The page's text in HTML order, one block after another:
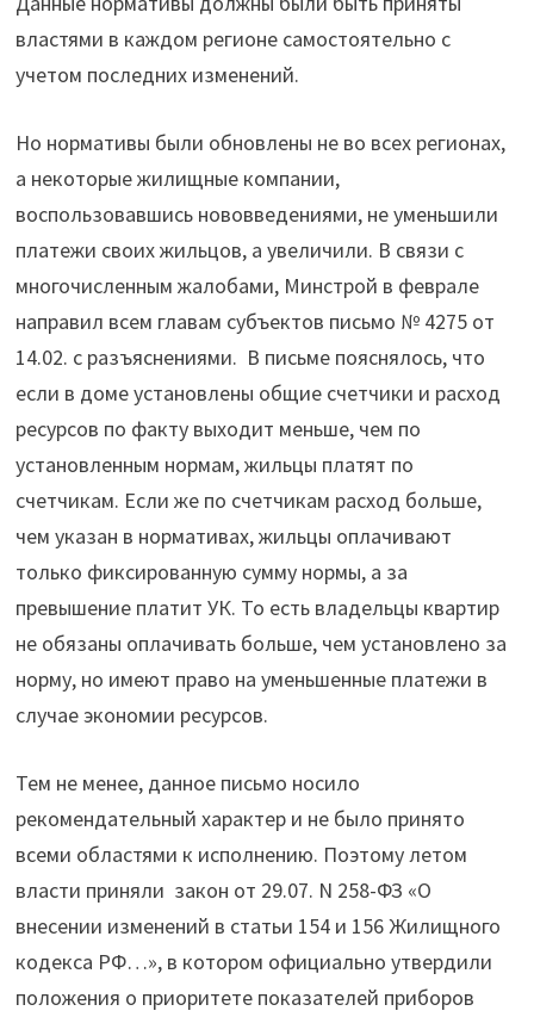
властями в каждом регионе самостоятельно с
учетом последних изменений.
Но нормативы были обновлены не во всех регионах,
а некоторые жилищные компании,
воспользовавшись нововведениями, не уменьшили
платежи своих жильцов, а увеличили. В связи с
многочисленным жалобами, Минстрой в феврале
направил всем главам субъектов письмо № 4275 от
14.02. с разъяснениями. В письме пояснялось, что
если в доме установлены общие счетчики и расход
ресурсов по факту выходит меньше, чем по
установленным нормам, жильцы платят по
счетчикам. Если же по счетчикам расход больше,
чем указан в нормативах, жильцы оплачивают
только фиксированную сумму нормы, а за
превышение платит УК. То есть владельцы квартир
не обязаны оплачивать больше, чем установлено за
норму, но имеют право на уменьшенные платежи в
случае экономии ресурсов.
Тем не менее, данное письмо носило
рекомендательный характер и не было принято
всеми областями к исполнению. Поэтому летом
власти приняли закон от 29.07. N 258-ФЗ «О
внесении изменений в статьи 154 и 156 Жилищного
кодекса РФ…», в котором официально утвердили
положения о приоритете показателей приборов